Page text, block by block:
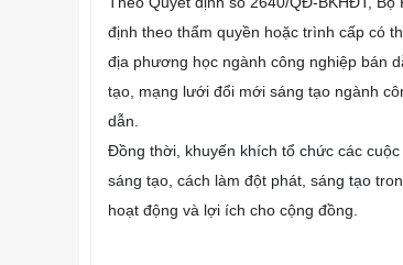
định theo thẩm quyền hoặc trình cấp có
địa phương học ngành công nghiệp bán
tạo, mạng lưới đổi mới sáng tạo ngành
dẫn.
Đồng thời, khuyến khích tổ chức các
sáng tạo, cách làm đột phát, sáng tạo
hoạt động và lợi ích cho cộng đồng.